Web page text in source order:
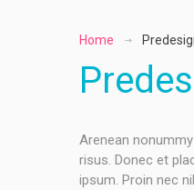
Home
Arenean
risus. Donec et
ipsum. Proin nec